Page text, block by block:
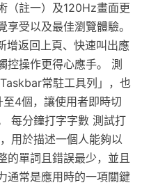
（註一）及120Hz畫面更
受以及最佳瀏覽體驗。
增返回上頁、快速叫出應
控操作更得心應手。 測
常駐工具列」，也
4個，讓使用者即時切
每分鐘打字字數 測試打
用於描述一個人能夠以
的單詞且錯誤最少，並且
通常是應用時的一項關鍵